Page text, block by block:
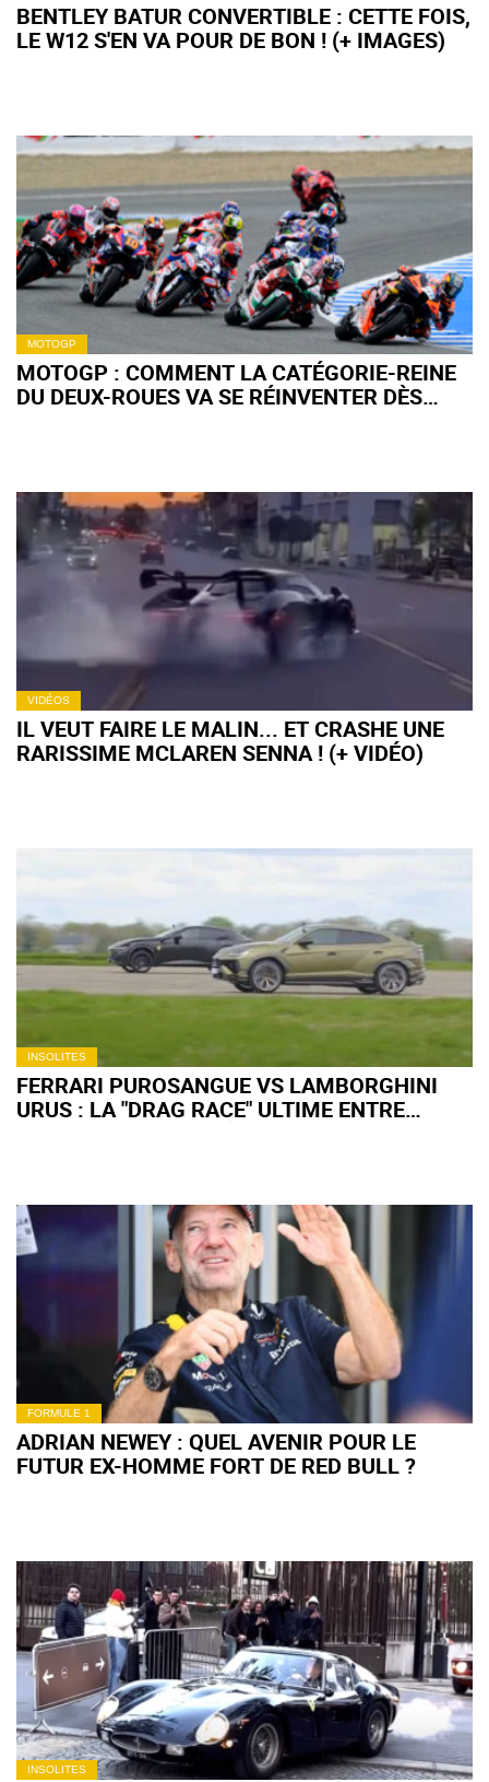
BENTLEY BATUR CONVERTIBLE : CETTE FOIS,
LE W12 S'EN VA POUR DE BON ! (+ IMAGES)
MOTOGP
MOTOGP : COMMENT LA CATÉGORIE-REINE
DU DEUX-ROUES VA SE RÉINVENTER DÈS
VIDÉOS
IL VEUT FAIRE LE MALIN... ET CRASHE UNE
RARISSIME MCLAREN SENNA ! (+ VIDÉO)
INSOLITES
FERRARI PUROSANGUE VS LAMBORGHINI
URUS : LA "DRAG RACE" ULTIME ENTRE
FORMULE 1
ADRIAN NEWEY : QUEL AVENIR POUR LE
FUTUR EX-HOMME FORT DE RED BULL ?
INSOLITES